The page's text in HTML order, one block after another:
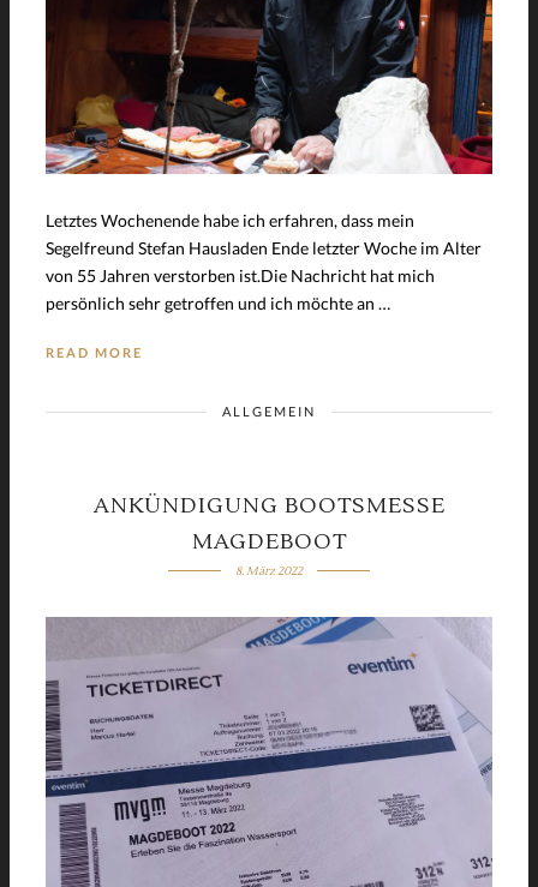
Letztes Wochenende habe ich erfahren, dass mein
Segelfreund Stefan Hausladen Ende letzter Woche im Alter
von 55 Jahren verstorben ist.Die Nachricht hat mich
persönlich sehr getroffen und ich möchte an …
READ MORE
ALLGEMEIN
ANKÜNDIGUNG BOOTSMESSE
MAGDEBOOT
8. März 2022